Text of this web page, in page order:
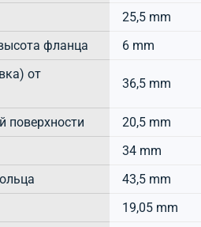
25,5 mm
фланца
6 mm
от
36,5 mm
поверхности
20,5 mm
34 mm
43,5 mm
19,05 mm